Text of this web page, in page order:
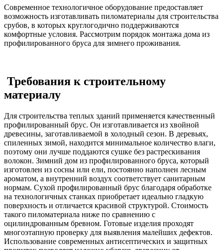
Современное технологичное оборудование предоставляет
возможность изготавливать пиломатериалы для строительства
срубов, в которых круглогодично поддерживаются
комфортные условия. Рассмотрим порядок монтажа дома из
профилированного бруса для зимнего проживания.
Требования к строительному
материалу
Для строительства теплых зданий применяется качественный
профилированный брус. Он изготавливается из хвойной
древесины, заготавливаемой в холодный сезон. В деревьях,
спиленных зимой, находится минимальное количество влаги,
поэтому они лучше поддаются сушке без растрескивания
волокон. Зимний дом из профилированного бруса, который
изготовлен из сосны или ели, постоянно наполнен лесным
ароматом, а внутренний воздух соответствует санитарным
нормам. Сухой профилированный брус благодаря обработке
на технологичных станках приобретает идеально гладкую
поверхность и отличается красивой структурой. Стоимость
такого пиломатериала ниже по сравнению с
оцилиндрованным бревном. Готовые изделия проходят
многоэтапную проверку для выявления малейших дефектов.
Использование современных антисептических и защитных